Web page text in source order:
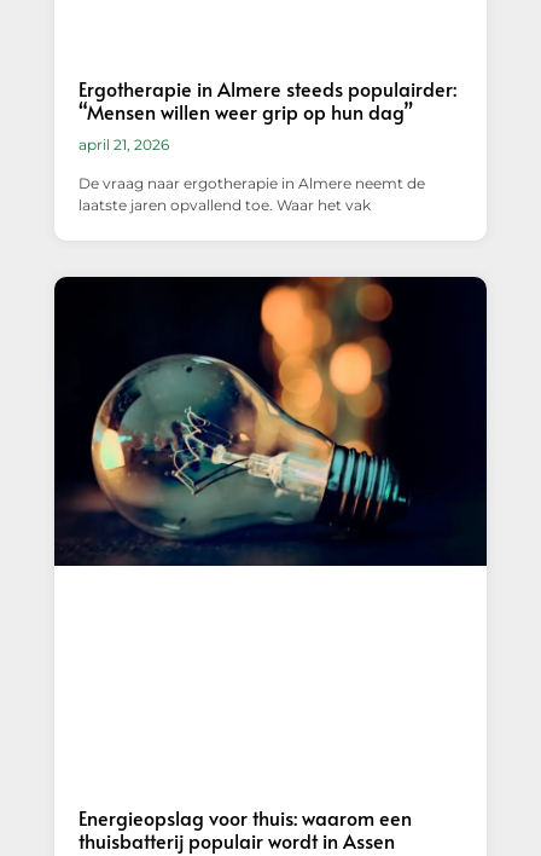
Ergotherapie in Almere steeds populairder:
“Mensen willen weer grip op hun dag”
april 21, 2026
De vraag naar ergotherapie in Almere neemt de
laatste jaren opvallend toe. Waar het vak
Energieopslag voor thuis: waarom een
thuisbatterij populair wordt in Assen